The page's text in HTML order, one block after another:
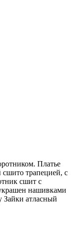
Платье
сшито трапецией, с
сшит с
нашивками
Зайки атласный